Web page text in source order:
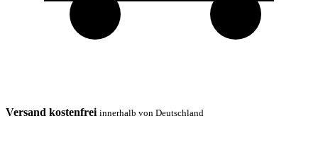
Versand kostenfrei innerhalb von Deutschland